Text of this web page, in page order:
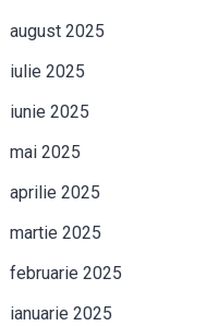
august 2025
iulie 2025
iunie 2025
mai 2025
aprilie 2025
martie 2025
februarie 2025
ianuarie 2025